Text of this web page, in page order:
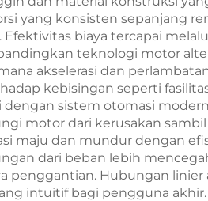
yang konsisten sepanjang
biaya tercapai
teknologi motor
akselerasi dan
kebisingan seperti
sistem otomasi
motor dari kerusakan
maju dan mundur dengan
dari beban lebih
penggantian. Hubungan
intuitif bagi pengguna